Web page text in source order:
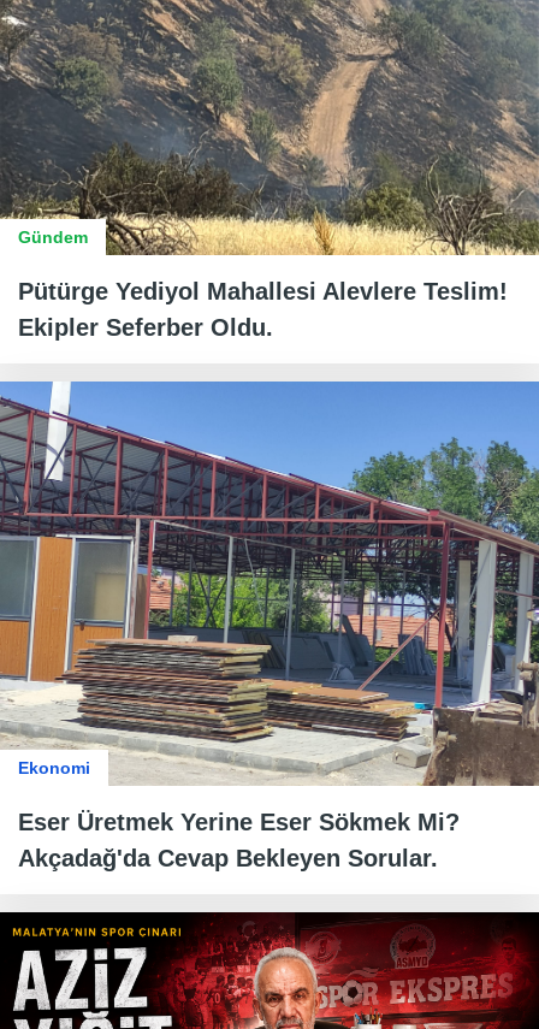
Gündem
Pütürge Yediyol Mahallesi Alevlere Teslim!
Ekipler Seferber Oldu.
Ekonomi
Eser Üretmek Yerine Eser Sökmek Mi?
Akçadağ'da Cevap Bekleyen Sorular.